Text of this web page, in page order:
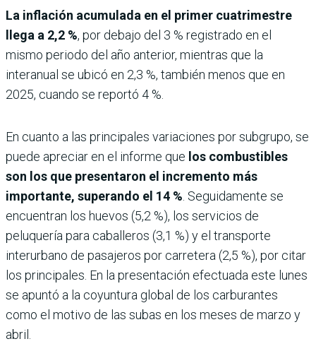
La inflación acumulada en el primer cuatrimestre
llega a 2,2 %, por debajo del 3 % registrado en el
mismo periodo del año anterior, mientras que la
interanual se ubicó en 2,3 %, también menos que en
2025, cuando se reportó 4 %.
En cuanto a las principales variaciones por subgrupo, se
puede apreciar en el informe que los combustibles
son los que presentaron el incremento más
importante, superando el 14 % . Seguidamente se
encuentran los huevos (5,2 %), los servicios de
peluquería para caballeros (3,1 %) y el transporte
interurbano de pasajeros por carretera (2,5 %), por citar
los principales. En la presentación efectuada este lunes
se apuntó a la coyuntura global de los carburantes
como el motivo de las subas en los meses de marzo y
abril.